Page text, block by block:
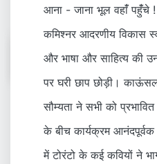
आना - जाना भूल वहांँ पहुंँचे !
कमिश्नर आदरणीय विकास
और भाषा और साहित्य की
पर घरी छाप छोड़ी।
सौम्यता ने सभी को
के बीच कार्यक्रम
में टोरंटो के कई कवियों ने